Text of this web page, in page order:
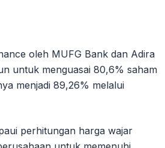
oleh MUFG Bank dan Adira
untuk menguasai 80,6% saham
menjadi 89,26% melalui
perhitungan harga wajar